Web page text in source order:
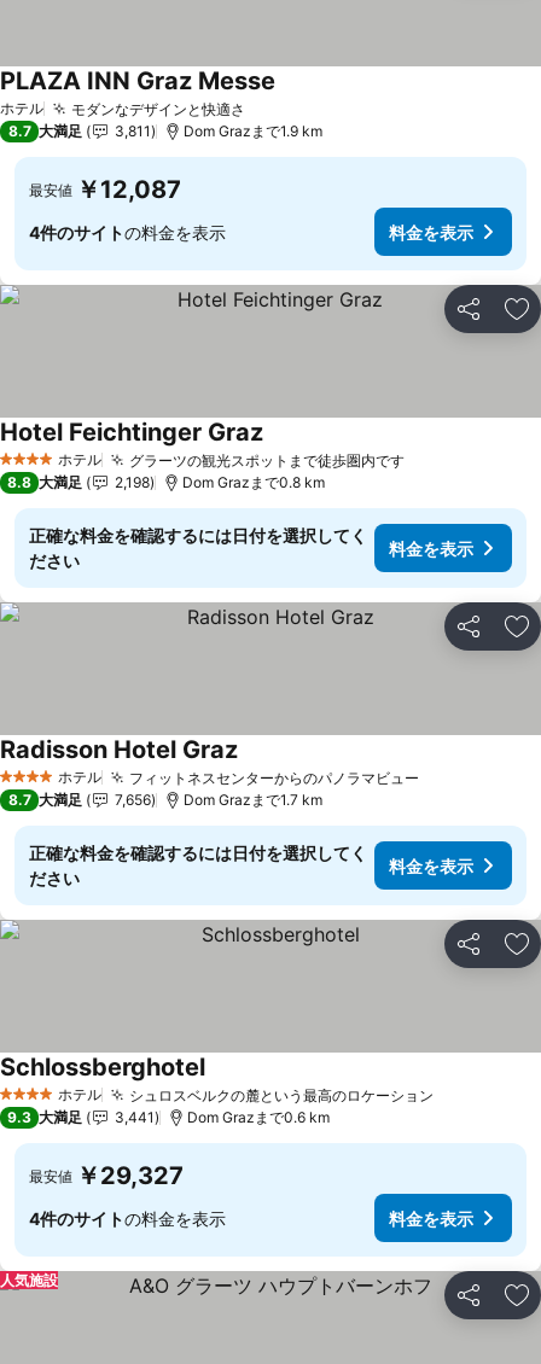
ホテル モダンなデザインと快適さ
PLAZA INN Graz Messe
8.7 大満足 3,811 Dom Grazまで1.9 km
最安値 ￥12,087
4件のサイトの料金を表示 料金を表示
シェア お
4 ホテルのランク
ホテル グラーツの観光スポットまで徒歩圏内です
Hotel Feichtinger Graz
8.8 大満足 2,198 Dom Grazまで0.8 km
正確な料金を確認するには日付を選択してく
ださい
料金を表示
シェア お
4 ホテルのランク
ホテル フィットネスセンターからのパノラマビュー
Radisson Hotel Graz
8.7 大満足 7,656 Dom Grazまで1.7 km
正確な料金を確認するには日付を選択してく
ださい
料金を表示
シェア お
4 ホテルのランク
ホテル シュロスベルクの麓という最高のロケーション
Schlossberghotel
9.3 大満足 3,441 Dom Grazまで0.6 km
最安値 ￥29,327
4件のサイトの料金を表示 料金を表示
シェア お
人気施設